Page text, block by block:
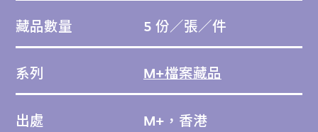
藏品數量 5 份／張／件
系列 M+檔案藏品
出處 M+，香港